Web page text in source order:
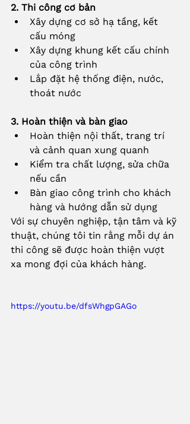
2. Thi công cơ bản
Xây dựng cơ sở hạ tầng, kết
cấu móng
Xây dựng khung kết cấu chính
của công trình
Lắp đặt hệ thống điện, nước,
thoát nước
3. Hoàn thiện và bàn giao
Hoàn thiện nội thất, trang trí
và cảnh quan xung quanh
Kiểm tra chất lượng, sửa chữa
nếu cần
Bàn giao công trình cho khách
hàng và hướng dẫn sử dụng
Với sự chuyên nghiệp, tận tâm và kỹ
thuật, chúng tôi tin rằng mỗi dự án
thi công sẽ được hoàn thiện vượt
xa mong đợi của khách hàng.
https://youtu.be/dfsWhgpGAGo